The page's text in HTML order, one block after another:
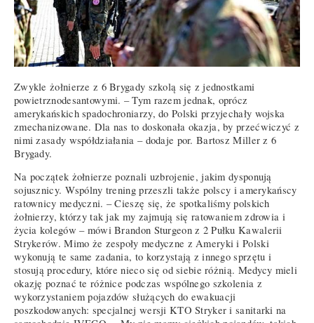
Zwykle żołnierze z 6 Brygady szkolą się z jednostkami
powietrznodesantowymi. – Tym razem jednak, oprócz
amerykańskich spadochroniarzy, do Polski przyjechały wojska
zmechanizowane. Dla nas to doskonała okazja, by przećwiczyć z
nimi zasady współdziałania – dodaje por. Bartosz Miller z 6
Brygady.
Na początek żołnierze poznali uzbrojenie, jakim dysponują
sojusznicy. Wspólny trening przeszli także polscy i amerykańscy
ratownicy medyczni. – Cieszę się, że spotkaliśmy polskich
żołnierzy, którzy tak jak my zajmują się ratowaniem zdrowia i
życia kolegów – mówi Brandon Sturgeon z 2 Pułku Kawalerii
Strykerów. Mimo że zespoły medyczne z Ameryki i Polski
wykonują te same zadania, to korzystają z innego sprzętu i
stosują procedury, które nieco się od siebie różnią. Medycy mieli
okazję poznać te różnice podczas wspólnego szkolenia z
wykorzystaniem pojazdów służących do ewakuacji
poszkodowanych: specjalnej wersji KTO Stryker i sanitarki na